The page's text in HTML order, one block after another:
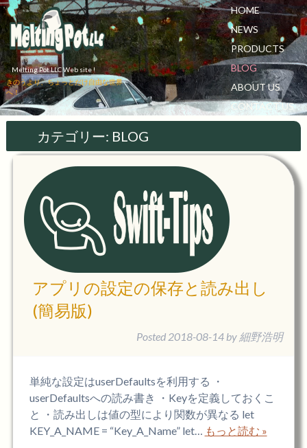
HOME
NEWS
PRODUCTS
BLOG
ABOUT US
CONTACT US
Melting Pot LLC Web site !
きのうより、ちょっとだけ自由な世界
へ！
カテゴリー: BLOG
アプリの設定の保存と読み出し
(簡易版)
Posted 2018-08-14 by 細野浩明
単純な設定はuserDefaultsを利用する ・
userDefaultsへの読み書き ・Keyを定義しておくこ
と ・読み出しは値の型により関数が異なる let
KEY_A_NAME = “Key_A_Name” let… もっと読む »